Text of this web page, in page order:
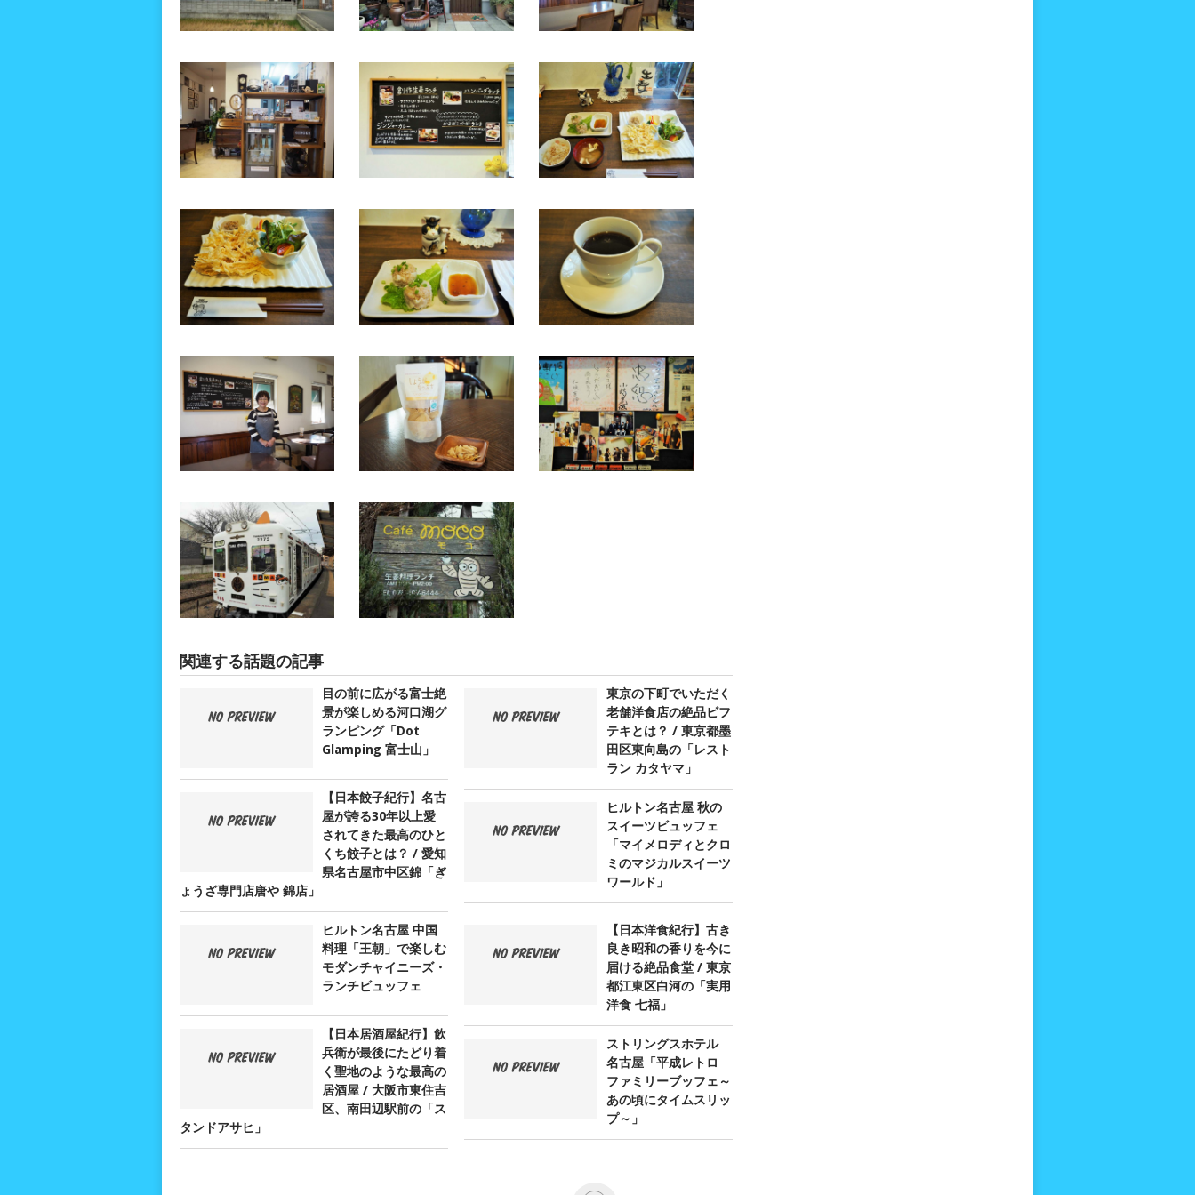
関連する話題の記事
目の前に広がる富士絶
景が楽しめる河口湖グ
ランピング「Dot
Glamping 富士山」
東京の下町でいただく
老舗洋食店の絶品ビフ
テキとは？ / 東京都墨
田区東向島の「レスト
ラン カタヤマ」
【日本餃子紀行】名古
屋が誇る30年以上愛
されてきた最高のひと
くち餃子とは？ / 愛知
県名古屋市中区錦「ぎ
ょうざ専門店唐や 錦店」
ヒルトン名古屋 秋の
スイーツビュッフェ
「マイメロディとクロ
ミのマジカルスイーツ
ワールド」
ヒルトン名古屋 中国
料理「王朝」で楽しむ
モダンチャイニーズ・
ランチビュッフェ
【日本洋食紀行】古き
良き昭和の香りを今に
届ける絶品食堂 / 東京
都江東区白河の「実用
洋食 七福」
【日本居酒屋紀行】飲
兵衛が最後にたどり着
く聖地のような最高の
居酒屋 / 大阪市東住吉
区、南田辺駅前の「ス
タンドアサヒ」
ストリングスホテル
名古屋「平成レトロ
ファミリーブッフェ～
あの頃にタイムスリッ
プ～」